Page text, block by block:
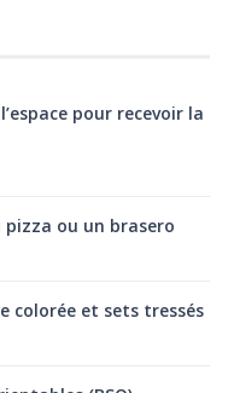
pour recevoir la
pizza ou un brasero
colorée et sets tressés